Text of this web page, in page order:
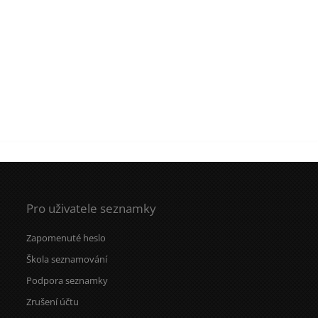
Pro uživatele seznamky
Zapomenuté heslo
Škola seznamování
Podpora seznamky
Zrušení účtu